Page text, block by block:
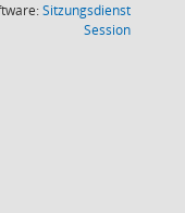
Sitzungsdienst
Session(Wird in